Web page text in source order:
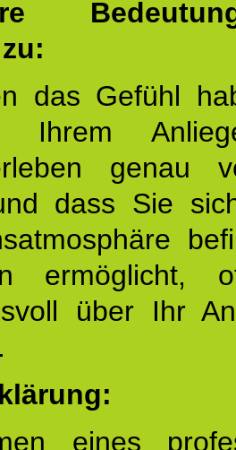
das Gefühl
Ihrem
genau
dass Sie
ermöglicht,
über Ihr
eines